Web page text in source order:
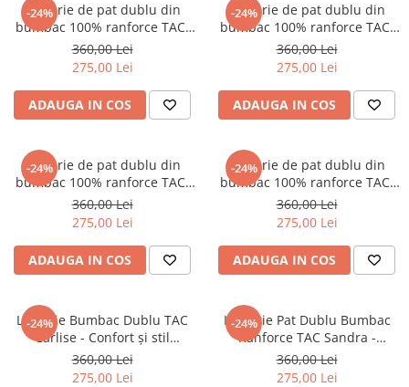
-24%
Lenjerie de pat dublu din
bumbac 100% ranforce TAC,
Chevy
360,00 Lei
275,00 Lei
ADAUGA IN COS
-24%
Lenjerie de pat dublu din
bumbac 100% ranforce TAC,
Gracie
360,00 Lei
275,00 Lei
ADAUGA IN COS
-24%
Lenjerie de pat dublu din
bumbac 100% ranforce TAC,
Judy
360,00 Lei
275,00 Lei
ADAUGA IN COS
-24%
Lenjerie de pat dublu din
bumbac 100% ranforce TAC,
Lucinda cu inserii fine de
argintiu
360,00 Lei
275,00 Lei
ADAUGA IN COS
-24%
Lenjerie Bumbac Dublu TAC
Carlise - Confort și stil
desăvârșit!
360,00 Lei
275,00 Lei
-24%
Lenjerie Pat Dublu Bumbac
Ranforce TAC Sandra -
Calitate Superioară!
360,00 Lei
275,00 Lei